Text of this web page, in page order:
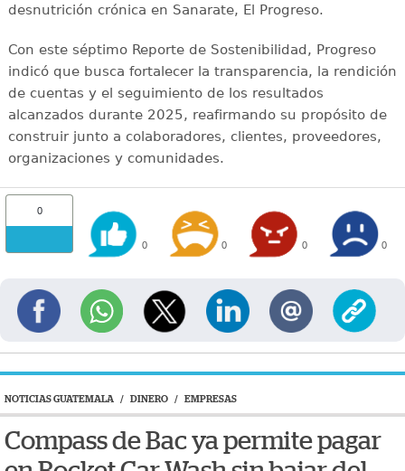
desnutrición crónica en Sanarate, El Progreso.
Con este séptimo Reporte de Sostenibilidad, Progreso
indicó que busca fortalecer la transparencia, la rendición
de cuentas y el seguimiento de los resultados
alcanzados durante 2025, reafirmando su propósito de
construir junto a colaboradores, clientes, proveedores,
organizaciones y comunidades.
0
0 0 0 0
NOTICIAS GUATEMALA / DINERO / EMPRESAS
Compass de Bac ya permite pagar